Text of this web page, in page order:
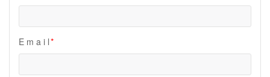
E m a i l